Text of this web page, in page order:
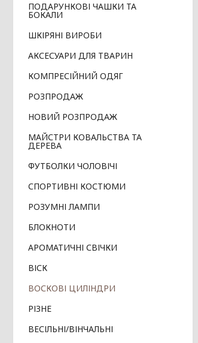
ПОДАРУНКОВІ ЧАШКИ ТА
БОКАЛИ
ШКІРЯНІ ВИРОБИ
АКСЕСУАРИ ДЛЯ ТВАРИН
КОМПРЕСІЙНИЙ ОДЯГ
РОЗПРОДАЖ
НОВИЙ РОЗПРОДАЖ
МАЙСТРИ КОВАЛЬСТВА ТА
ДЕРЕВА
ФУТБОЛКИ ЧОЛОВІЧІ
СПОРТИВНІ КОСТЮМИ
РОЗУМНІ ЛАМПИ
БЛОКНОТИ
АРОМАТИЧНІ СВІЧКИ
ВІСК
ВОСКОВІ ЦИЛІНДРИ
РІЗНЕ
ВЕСІЛЬНІ/ВІНЧАЛЬНІ